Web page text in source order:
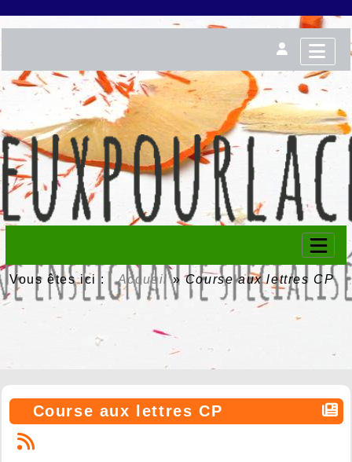
Vous êtes ici :Accueil»Course aux lettres CP
Course aux lettres CP